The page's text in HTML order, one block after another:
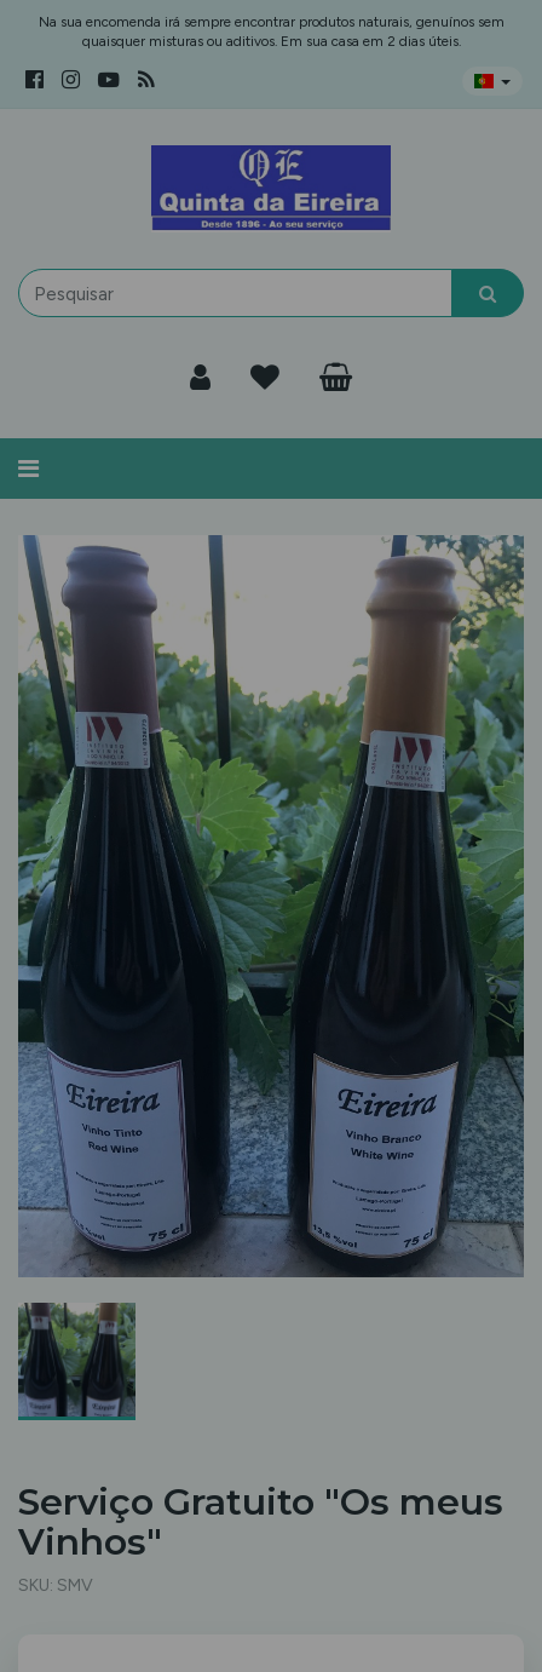
Na sua encomenda irá sempre encontrar produtos naturais, genuínos sem
quaisquer misturas ou aditivos. Em sua casa em 2 dias úteis.
Alternar
navegação
Serviço Gratuito "Os meus
Vinhos"
SKU: SMV